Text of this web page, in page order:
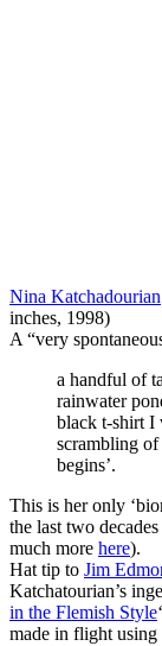
Nina Katchadourian
inches, 1998)
A “very
a handful of
rainwater
black t-shirt I
scrambling
begins’.
This is her only
the last two
much more here).
Hat tip to Jim
Katchatourian’s
in the Flemish Style
made in flight using